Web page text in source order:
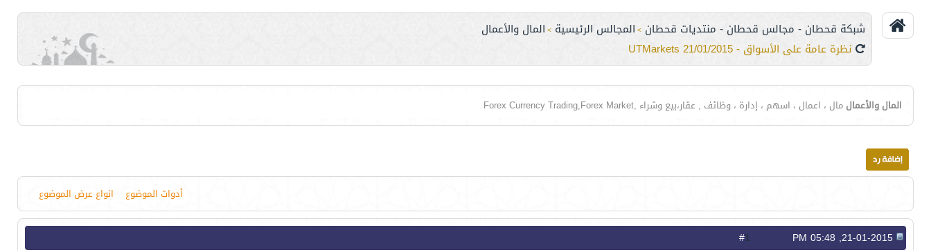
شبكة قحطان - مجالس قحطان - منتديات قحطان > المجالس الرئيسية > المال والأعمال
نظرة عامة على الأسواق - 21/01/2015 UTMarkets
المال والأعمال مال ، اعمال ، اسهم ، إدارة ، وظائف , عقار،بيع وشراء ,Forex Currency Trading,Forex Market
أدوات الموضوع انواع عرض الموضوع
1